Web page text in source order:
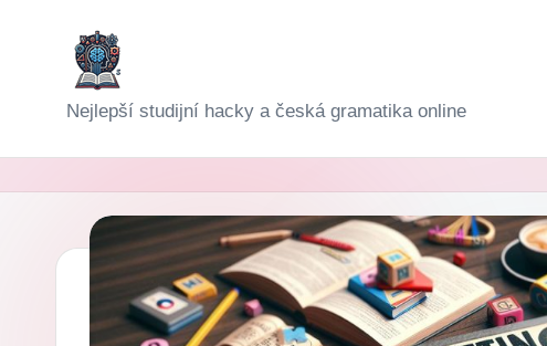
D
i
i-
Nejlepší studijní hacky a česká gramatika online